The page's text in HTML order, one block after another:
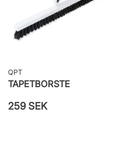
QPT
TAPETBORSTE
259 SEK